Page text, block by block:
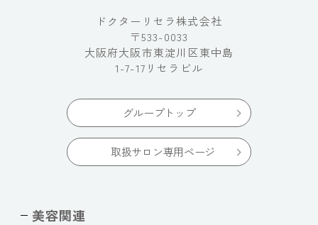
ドクターリセラ株式会社
〒533-0033
大阪府大阪市東淀川区東中島
1-7-17リセラビル
グループトップ
取扱サロン専用ページ
美容関連